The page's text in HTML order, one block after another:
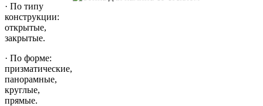
· По типу
конструкции:
открытые,
закрытые.
· По форме:
призматические,
панорамные,
круглые,
прямые.